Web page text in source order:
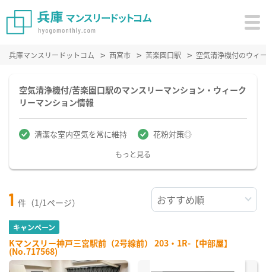
兵庫マンスリードットコム 西宮市 苦楽園口駅 空気清浄機付のウィ
空気清浄機付/苦楽園口駅のマンスリーマンション・ウィーク
リーマンション情報
清潔な室内空気を常に維持 花粉対策◎
もっと見る
1 件（1/1ページ）
キャンペーン
Kマンスリー神戸三宮駅前（2号線前） 203・1R-【中部屋】
(No.717568)